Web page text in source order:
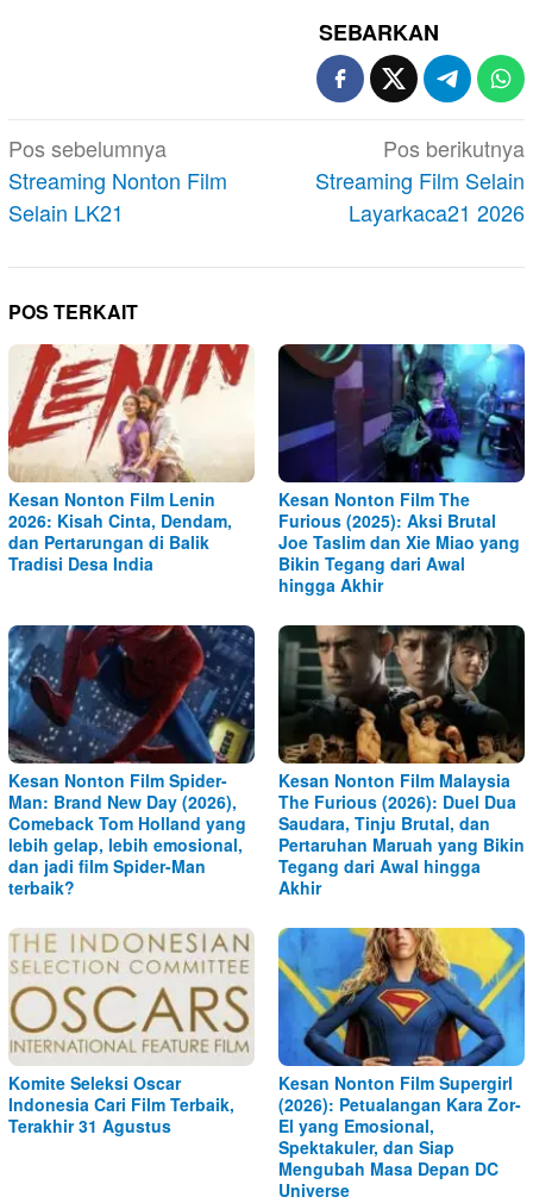
SEBARKAN
Navigasi
pos
Pos sebelumnya
Streaming Nonton Film
Selain LK21
Pos berikutnya
Streaming Film Selain
Layarkaca21 2026
POS TERKAIT
Kesan Nonton Film Lenin
2026: Kisah Cinta, Dendam,
dan Pertarungan di Balik
Tradisi Desa India
Kesan Nonton Film The
Furious (2025): Aksi Brutal
Joe Taslim dan Xie Miao yang
Bikin Tegang dari Awal
hingga Akhir
Kesan Nonton Film Spider-
Man: Brand New Day (2026),
Comeback Tom Holland yang
lebih gelap, lebih emosional,
dan jadi film Spider-Man
terbaik?
Kesan Nonton Film Malaysia
The Furious (2026): Duel Dua
Saudara, Tinju Brutal, dan
Pertaruhan Maruah yang Bikin
Tegang dari Awal hingga
Akhir
Komite Seleksi Oscar
Indonesia Cari Film Terbaik,
Terakhir 31 Agustus
Kesan Nonton Film Supergirl
(2026): Petualangan Kara Zor-
El yang Emosional,
Spektakuler, dan Siap
Mengubah Masa Depan DC
Universe